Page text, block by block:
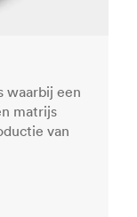
waarbij een
matrijs
van